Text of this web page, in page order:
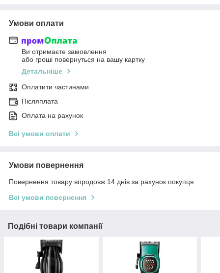
Умови оплати
Ви отримаєте замовлення
або гроші повернуться на вашу картку
Детальніше
Оплатити частинами
Післяплата
Оплата на рахунок
Всі умови оплати
Умови повернення
Повернення товару впродовж 14 днів за рахунок покупця
Всі умови повернення
Подібні товари компанії